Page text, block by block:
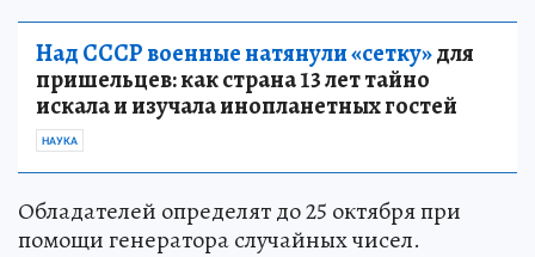
Над СССР военные натянули «сетку»для
пришельцев: как страна 13 лет тайно
искала и изучала инопланетных гостей
НАУКА
Обладателей определят до 25 октября при
помощи генератора случайных чисел.